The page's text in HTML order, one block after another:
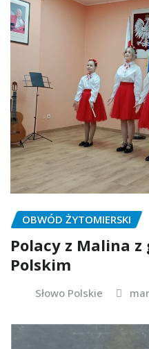
OBWÓD ŻYTOMIERSKI
Polacy z Malina z
Polskim
Słowo Polskie